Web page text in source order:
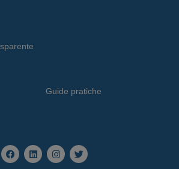
Guide pratiche